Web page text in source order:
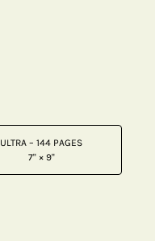
ULTRA – 144 PAGES
7" × 9"